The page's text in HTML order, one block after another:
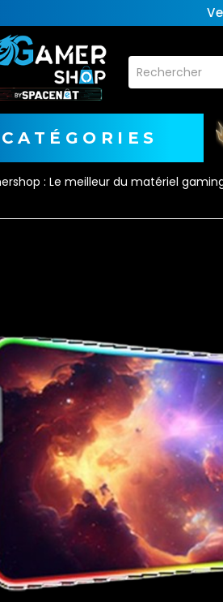
CATÉGORIES
: Le meilleur du matériel